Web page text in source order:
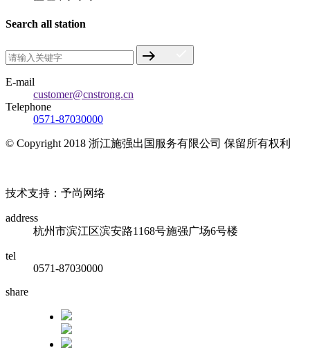
Search all station
E-mail
customer@cnstrong.cn
Telephone
0571-87030000
© Copyright 2018 浙江施强出国服务有限公司 保留所有权利
技术支持：予尚网络
address
杭州市滨江区滨安路1168号施强广场6号楼
tel
0571-87030000
share